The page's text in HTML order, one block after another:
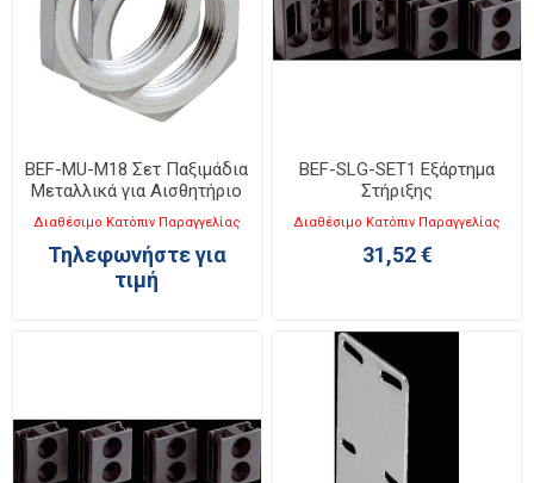
BEF-MU-M18 Σετ Παξιμάδια
Μεταλλικά για Αισθητήριο
M18x1
Διαθέσιμο Κατόπιν Παραγγελίας
Τηλεφωνήστε για
τιμή
BEF-SLG-SET1 Εξάρτημα
Στήριξης
Διαθέσιμο Κατόπιν Παραγγελίας
31,52 €